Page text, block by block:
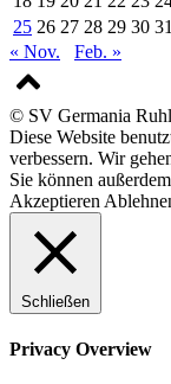
25 26 27 28 29 30 31
« Nov.
Feb. »
© SV Germania
Diese Website
verbessern. Wir
Sie können
Akzeptieren
Schließen
Privacy Overview